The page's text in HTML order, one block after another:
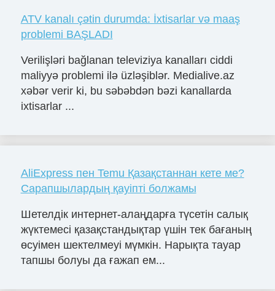
ATV kanalı çətin durumda: İxtisarlar və maaş
problemi BAŞLADI
Verilişləri bağlanan televiziya kanalları ciddi
maliyyə problemi ilə üzləşiblər. Medialive.az
xəbər verir ki, bu səbəbdən bəzi kanallarda
ixtisarlar ...
AliExpress пен Temu Қазақстаннан кете ме?
Сарапшылардың қауіпті болжамы
Шетелдік интернет-алаңдарға түсетін салық
жүктемесі қазақстандықтар үшін тек бағаның
өсуімен шектелмеуі мүмкін. Нарықта тауар
тапшы болуы да ғажап ем...